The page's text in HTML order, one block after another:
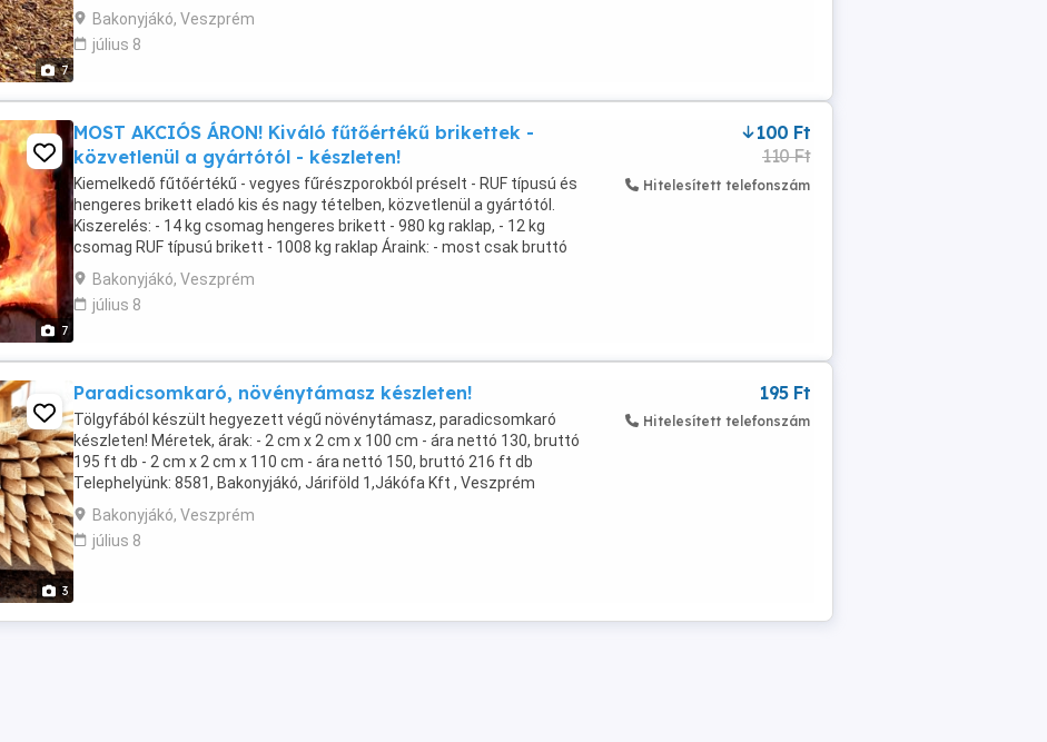
7
bruttó 59.000 ft tonna. Big ...
Bakonyjákó, Veszprém
július 8
7
MOST AKCIÓS ÁRON! Kiváló fűtőértékű brikettek -
közvetlenül a gyártótól - készleten!
Kiemelkedő fűtőértékű - vegyes fűrészporokból préselt - RUF típusú és
hengeres brikett eladó kis és nagy tételben, közvetlenül a gyártótól.
Kiszerelés: - 14 kg csomag hengeres brikett - 980 kg raklap, - 12 kg
csomag RUF típusú brikett - 1008 kg raklap Áraink: - most csak bruttó
100 (ruf) ...
Bakonyjákó, Veszprém
július 8
100 Ft
110 Ft
Hitelesített telefonszám
3
Paradicsomkaró, növénytámasz készleten!
Tölgyfából készült hegyezett végű növénytámasz, paradicsomkaró
készleten! Méretek, árak: - 2 cm x 2 cm x 100 cm - ára nettó 130, bruttó
195 ft db - 2 cm x 2 cm x 110 cm - ára nettó 150, bruttó 216 ft db
Telephelyünk: 8581, Bakonyjákó, Járiföld 1,Jákófa Kft , Veszprém
vármegye.
Bakonyjákó, Veszprém
július 8
195 Ft
Hitelesített telefonszám